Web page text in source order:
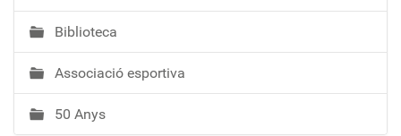
Biblioteca
Associació esportiva
50 Anys